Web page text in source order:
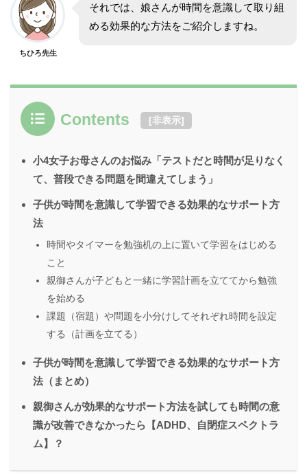
ちひろ先生
それでは、娘さんが時間を意識して取り組
める効果的な方法をご紹介しますね。
Contents [非表示]
小4女子お母さんのお悩み「テストだと時間が足りなく
て、普段できる問題を間違えてしまう」
子供が時間を意識して学習できる効果的なサポート方
法
時間やタイマーを勉強机の上に置いて学習をはじめる
こと
親御さんが子どもと一緒に学習計画を立ててから勉強
を始める
課題（宿題）や問題を小分けしてそれぞれ時間を設定
する（計画を立てる）
子供が時間を意識して学習できる効果的なサポート方
法（まとめ）
親御さんが効果的なサポート方法を試しても時間の意
識が改善できなかったら【ADHD、自閉症スペクトラ
ム】？